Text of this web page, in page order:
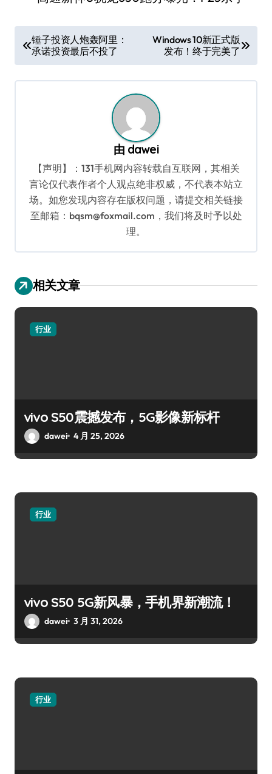
章
导
锤子投资人炮轰阿里：
承诺投资最后不投了
Windows 10新正式版
发布！终于完美了
由 dawei
【声明】：131手机网内容转载自互联网，其相关
言论仅代表作者个人观点绝非权威，不代表本站立
场。如您发现内容存在版权问题，请提交相关链接
至邮箱：bqsm@foxmail.com，我们将及时予以处
理。
相关文章
行业
vivo S50震撼发布，5G影像新标杆
dawei 4 月 25, 2026
行业
vivo S50 5G新风暴，手机界新潮流！
dawei 3 月 31, 2026
行业